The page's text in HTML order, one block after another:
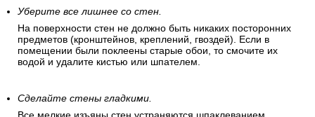
Уберите все лишнее со стен.
На поверхности стен не должно быть никаких посторонних
предметов (кронштейнов, креплений, гвоздей). Если в
помещении были поклеены старые обои, то смочите их
водой и удалите кистью или шпателем.
Сделайте стены гладкими.